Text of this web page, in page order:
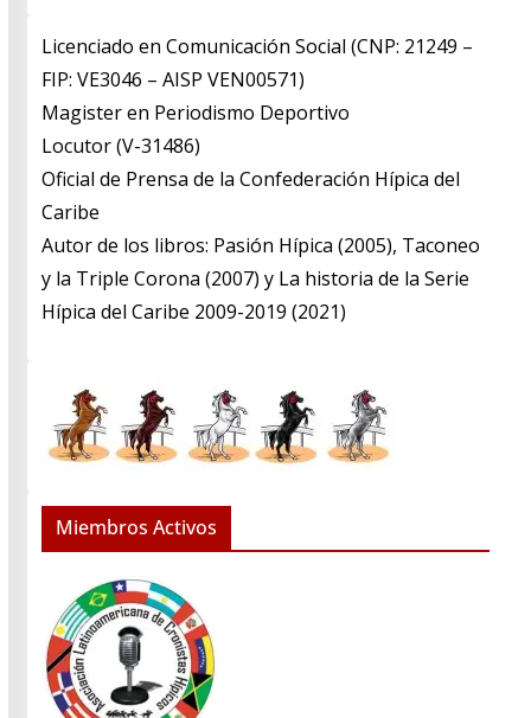
Licenciado en Comunicación Social (CNP: 21249 –
FIP: VE3046 – AISP VEN00571)
​Magister en Periodismo Deportivo
​Locutor (V-31486)
​Oficial de Prensa de la Confederación Hípica del
Caribe
​Autor de los libros: Pasión Hípica (2005), Taconeo
y la Triple Corona (2007) y La historia de la Serie
Hípica del Caribe 2009-2019 (2021)
Miembros Activos